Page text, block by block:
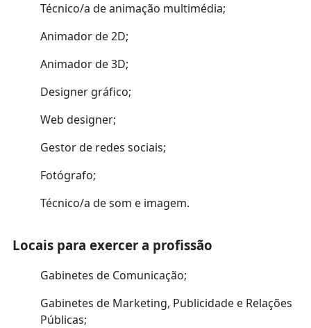
Técnico/a de animação multimédia;
Animador de 2D;
Animador de 3D;
Designer gráfico;
Web designer;
Gestor de redes sociais;
Fotógrafo;
Técnico/a de som e imagem.
Locais para exercer a profissão
Gabinetes de Comunicação;
Gabinetes de Marketing, Publicidade e Relações
Públicas;